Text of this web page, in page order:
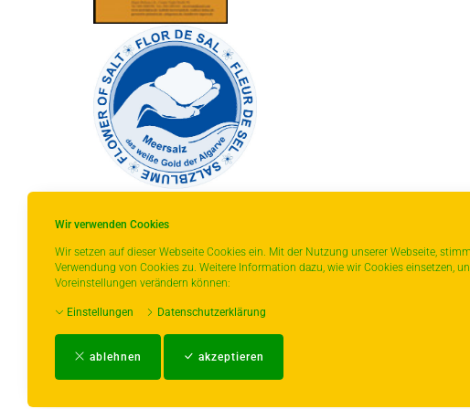
Wir verwenden Cookies
Wir setzen auf dieser Webseite Cookies ein. Mit der Nutzung unserer Webseite,
Verwendung von Cookies zu. Weitere Information dazu, wie wir Cookies einsetzen,
Voreinstellungen verändern können:
Einstellungen Datenschutzerklärung
ablehnen akzeptieren
* gilt für Lieferungen innerhalb Deutschlands,
bitte der Schaltfläche mit den
Impressum-AGB